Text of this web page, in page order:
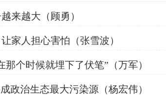
来越大（顾勇）
家人担心害怕（张雪波）
个时候就埋下了伏笔”（万军）
政治生态最大污染源（杨宏伟）